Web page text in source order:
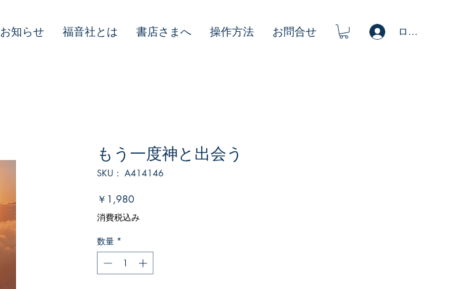
お知らせ 福音社とは 書店さまへ 操作方法 お問合せ ログイン
もう一度神と出会う
SKU： A414146
￥1,980価
格
消費税込み
数量 *